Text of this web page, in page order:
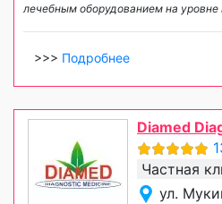
лечебным оборудованием на
>>> Подробнее
Diamed
Частная
ул.